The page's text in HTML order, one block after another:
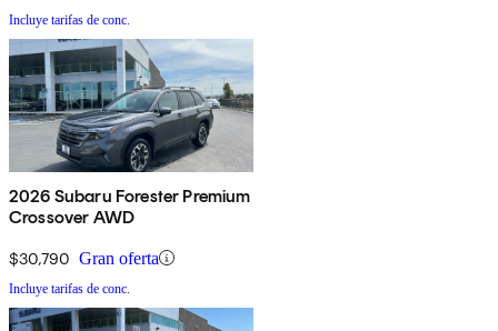
Incluye tarifas de conc.
2026 Subaru Forester Premium
Crossover AWD
$30,790 Gran oferta
Incluye tarifas de conc.